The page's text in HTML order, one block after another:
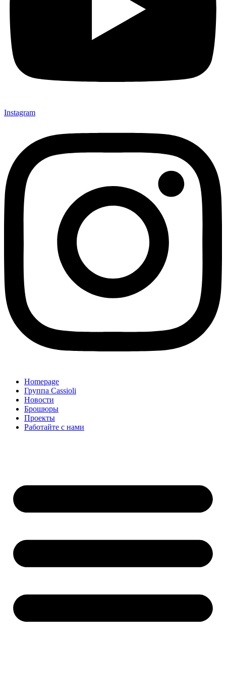
Instagram
Homepage
Группа Cassioli
Новости
Брошюры
Проекты
Работайте с нами